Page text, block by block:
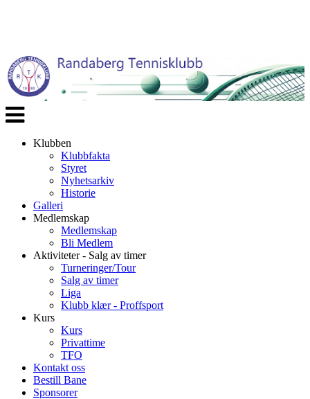
Veksle
navigasjon
Klubben
Klubbfakta
Styret
Nyhetsarkiv
Historie
Galleri
Medlemskap
Medlemskap
Bli Medlem
Aktiviteter - Salg av timer
Turneringer/Tour
Salg av timer
Liga
Klubb klær - Proffsport
Kurs
Kurs
Privattime
TFO
Kontakt oss
Bestill Bane
Sponsorer